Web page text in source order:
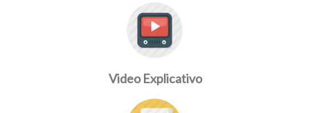
Video Explicativo